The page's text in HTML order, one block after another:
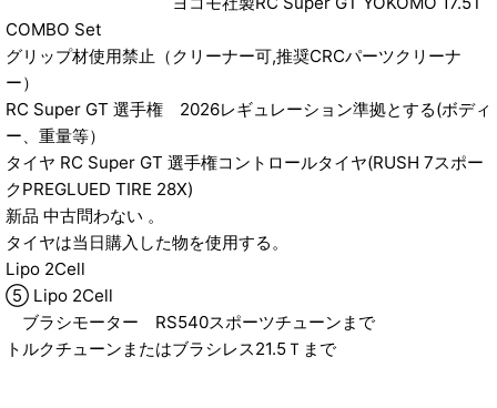
COMBO Set
グリップ材使用禁止（クリーナー可,推奨CRCパーツクリーナ
ー）
RC Super GT 選手権 2026レギュレーション準拠とする(ボディ
ー、重量等）
タイヤ RC Super GT 選手権コントロールタイヤ(RUSH 7スポー
クPREGLUED TIRE 28X)
新品 中古問わない 。
タイヤは当日購入した物を使用する。
Lipo 2Cell
⑤ Lipo 2Cell
ブラシモーター RS540スポーツチューンまで
トルクチューンまたはブラシレス21.5Ｔまで